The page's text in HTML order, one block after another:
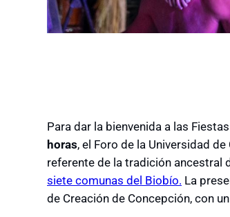
Para dar la bienvenida a las
horas, el Foro de la Universidad
referente de la tradición ancestral
siete comunas del Biobío. La
de Creación de Concepción, con